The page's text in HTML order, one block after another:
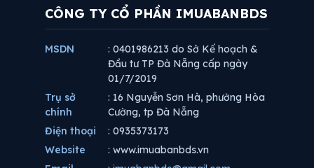
CÔNG TY CỔ PHẦN IMUABANBDS
MSDN
: 0401986213 do Sở Kế hoạch &
Đầu tư TP Đà Nẵng cấp ngày
01/7/2019
Trụ sở
chính
: 16 Nguyễn Sơn Hà, phường Hòa
Cường, tp Đà Nẵng
Điện thoại
: 0935373173
Website
: www.imuabanbds.vn